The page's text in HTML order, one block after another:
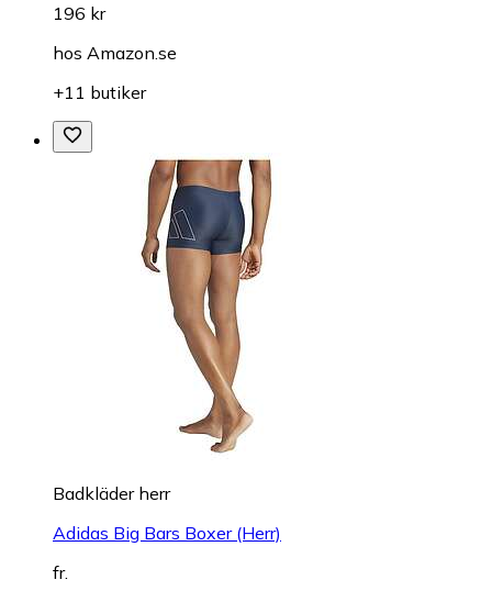
196 kr
hos Amazon.se
+11 butiker
Badkläder herr
Adidas Big Bars Boxer (Herr)
fr.